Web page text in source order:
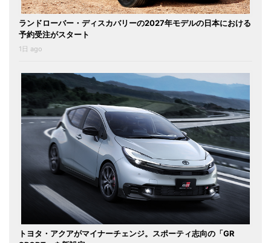
ランドローバー・ディスカバリーの2027年モデルの日本における
予約受注がスタート
1日 ago
トヨタ・アクアがマイナーチェンジ。スポーティ志向の「GR